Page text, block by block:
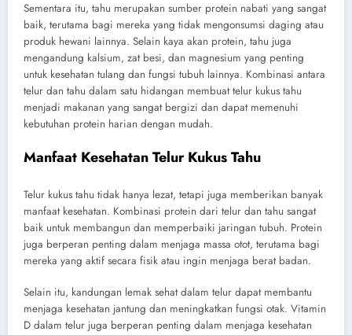
Sementara itu, tahu merupakan sumber protein nabati yang sangat
baik, terutama bagi mereka yang tidak mengonsumsi daging atau
produk hewani lainnya. Selain kaya akan protein, tahu juga
mengandung kalsium, zat besi, dan magnesium yang penting
untuk kesehatan tulang dan fungsi tubuh lainnya. Kombinasi antara
telur dan tahu dalam satu hidangan membuat telur kukus tahu
menjadi makanan yang sangat bergizi dan dapat memenuhi
kebutuhan protein harian dengan mudah.
Manfaat Kesehatan Telur Kukus Tahu
Telur kukus tahu tidak hanya lezat, tetapi juga memberikan banyak
manfaat kesehatan. Kombinasi protein dari telur dan tahu sangat
baik untuk membangun dan memperbaiki jaringan tubuh. Protein
juga berperan penting dalam menjaga massa otot, terutama bagi
mereka yang aktif secara fisik atau ingin menjaga berat badan.
Selain itu, kandungan lemak sehat dalam telur dapat membantu
menjaga kesehatan jantung dan meningkatkan fungsi otak. Vitamin
D dalam telur juga berperan penting dalam menjaga kesehatan